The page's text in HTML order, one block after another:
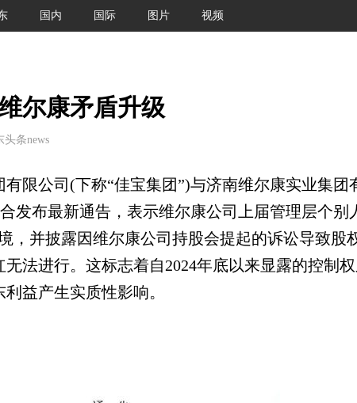
国内 国际 图片 视频
尔康矛盾升级
条news
公司(下称“佳宝集团”)与济南维尔康实业集团
发布最新通告，表示维尔康公司上届管理层个别
，并披露因维尔康公司持股会提起的诉讼导致股
法进行。这标志着自2024年底以来显露的控制权
益产生实质性影响。